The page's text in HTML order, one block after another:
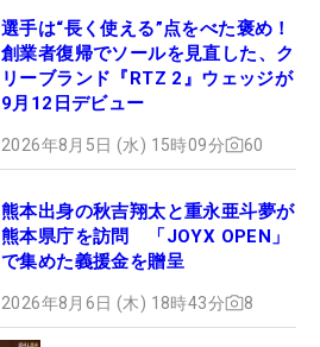
選手は“長く使える”点をべた褒め！
創業者復帰でソールを見直した、ク
リーブランド『RTZ 2』ウェッジが
9月12日デビュー
2026年8月5日 (水) 15時09分 60
熊本出身の秋吉翔太と重永亜斗夢が
熊本県庁を訪問 「JOYX OPEN」
で集めた義援金を贈呈
2026年8月6日 (木) 18時43分 8